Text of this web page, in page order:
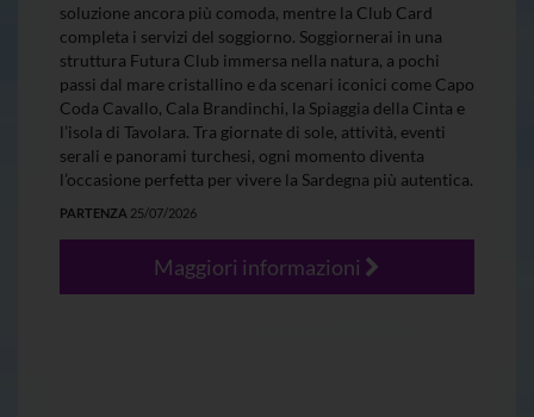
soluzione ancora più comoda, mentre la Club Card
completa i servizi del soggiorno. Soggiornerai in una
struttura Futura Club immersa nella natura, a pochi
passi dal mare cristallino e da scenari iconici come Capo
Coda Cavallo, Cala Brandinchi, la Spiaggia della Cinta e
l’isola di Tavolara. Tra giornate di sole, attività, eventi
serali e panorami turchesi, ogni momento diventa
l’occasione perfetta per vivere la Sardegna più autentica.
PARTENZA 25/07/2026
Maggiori informazioni